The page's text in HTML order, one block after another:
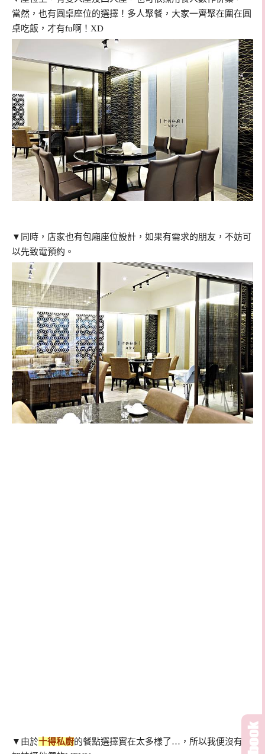
當然，也有圓桌座位的選擇！多人聚餐，大家一齊聚在圍在圓
桌吃飯，才有fu啊！XD
▼同時，店家也有包廂座位設計，如果有需求的朋友，不妨可
以先致電預約。
▼由於十得私廚的餐點選擇實在太多樣了…，所以我便沒有多